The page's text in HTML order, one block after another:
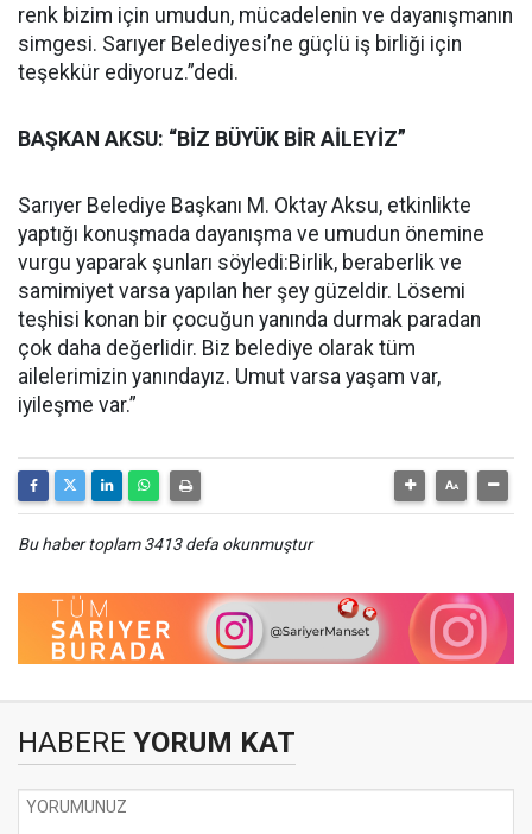
renk bizim için umudun, mücadelenin ve dayanışmanın
simgesi. Sarıyer Belediyesi’ne güçlü iş birliği için
teşekkür ediyoruz.”dedi.
BAŞKAN AKSU: “BİZ BÜYÜK BİR AİLEYİZ”
Sarıyer Belediye Başkanı M. Oktay Aksu, etkinlikte
yaptığı konuşmada dayanışma ve umudun önemine
vurgu yaparak şunları söyledi:Birlik, beraberlik ve
samimiyet varsa yapılan her şey güzeldir. Lösemi
teşhisi konan bir çocuğun yanında durmak paradan
çok daha değerlidir. Biz belediye olarak tüm
ailelerimizin yanındayız. Umut varsa yaşam var,
iyileşme var.”
Bu haber toplam 3413 defa okunmuştur
HABERE YORUM KAT